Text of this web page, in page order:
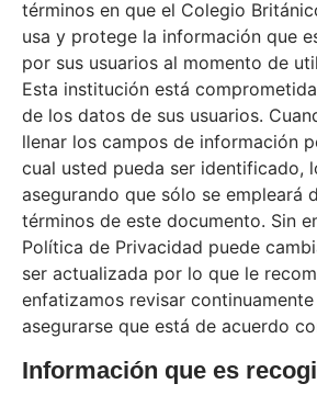
términos en que el Colegio
usa y protege la información que
por sus usuarios al momento de
Esta institución está
de los datos de sus usuarios.
llenar los campos de información
cual usted pueda ser identificado,
asegurando que sólo se empleará
términos de este documento. Sin
Política de Privacidad puede
ser actualizada por lo que le
enfatizamos revisar
asegurarse que está de acuerdo
Información que es